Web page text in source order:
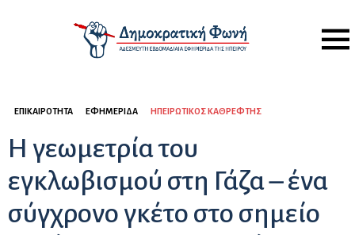
Menu
ΕΠΙΚΑΙΡΌΤΗΤΑ ΕΦΗΜΕΡΊΔΑ ΗΠΕΙΡΏΤΙΚΟΣ ΚΑΘΡΈΦΤΗΣ
Η γεωμετρία του
εγκλωβισμού στη Γάζα – ένα
σύγχρονο γκέτο στο σημείο